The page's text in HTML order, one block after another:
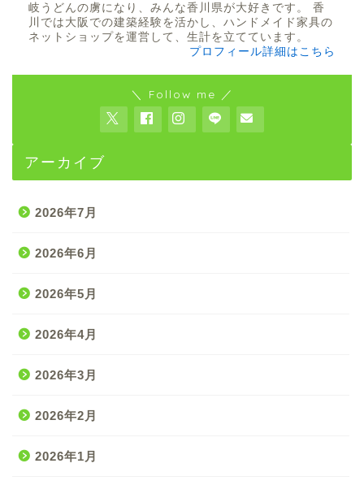
岐うどんの虜になり、みんな香川県が大好きです。 香
川では大阪での建築経験を活かし、ハンドメイド家具の
ネットショップを運営して、生計を立てています。
プロフィール詳細はこちら
＼ Follow me ／
アーカイブ
2026年7月
2026年6月
2026年5月
2026年4月
2026年3月
2026年2月
2026年1月